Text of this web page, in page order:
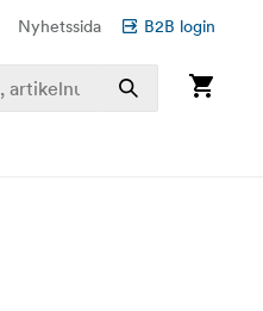
Nyhetssida B2B login